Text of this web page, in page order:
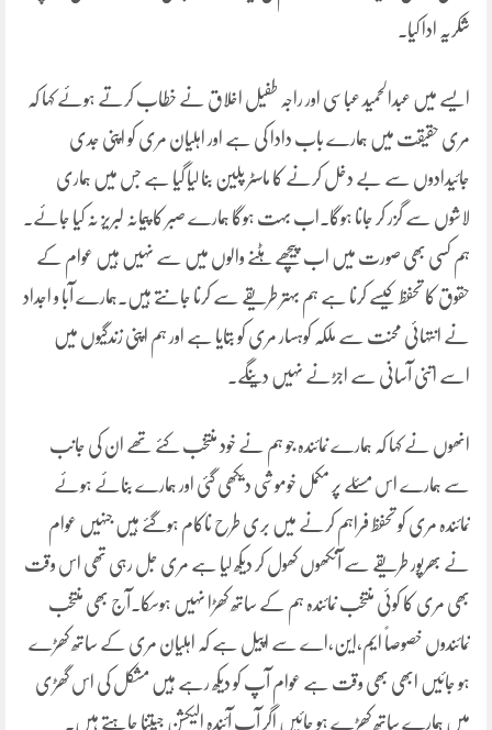
شکریہ ادا کیا۔
ایسے میں عبدالحمید عباسی اور راجہ طفیل اخلاق نے خطاب کرتے ہوئے کہا کہ
مری حقیقت میں ہمارے باب دادا کی ہے اور اہلیان مری کو اپنی جدی
جائیدادوں سے بے دخل کرنے کا ماسٹر پلین بنا لیا گیا ہے جس میں ہماری
لاشوں سے گزر کر جانا ہوگا۔اب بہت ہوگا ہمارے صبر کا پیمانہ لبریز نہ کیا جائے۔
ہم کسی بھی صورت میں اب پیچھے ہٹنے والوں میں سے نہیں ہیں عوام کے
حقوق کا تحفظ کیسے کرنا ہے ہم بہتر طریقے سے کرنا جانتے ہیں۔ہمارے آبا و اجداد
نے انتہائی محنت سے ملکہ کوہسار مری کو بتایا ہے اور ہم اپنی زندگیوں میں
اسے اتنی آسانی سے اجڑنے نہیں دینگے۔
انھوں نے کہا کہ ہمارے نمائندہ جو ہم نے خود منتخب کئے تھے ان کی جانب
سے ہمارے اس مسئلے پر مکمل خوموشی دیکھی گئی اور ہمارے بنائے ہوئے
نمائندہ مری کو تحفظ فراہم کرنے میں بری طرح ناکام ہوگئے ہیں جنہیں عوام
نے بھرپور طریقے سے آنکھوں کھول کر دیکھ لیا ہے مری جل رہی تھی اس وقت
بھی مری کا کوئی منتخب نمائندہ ہم کے ساتھ کھڑا نہیں ہوسکا۔آج بھی منتخب
نمائندوں خصوصاً ایم،این،اے سے اپیل ہے کہ اہلیان مری کے ساتھ کھڑے
ہو جائیں ابھی بھی وقت ہے عوام آپ کو دیکھ رہے ہیں مشکل کی اس گھڑی
میں ہمارے ساتھ کھڑے ہو جائیں اگر آپ آئندہ الیکشن جیتنا چاہتے ہیں۔